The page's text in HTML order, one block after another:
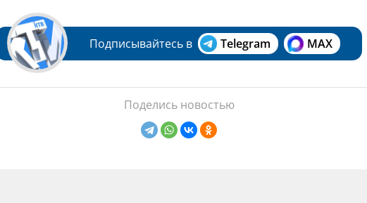
Подписывайтесь в Telegram MAX
Поделись новостью